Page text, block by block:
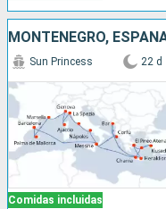
Comidas incluidas
Sun Princess 22 d